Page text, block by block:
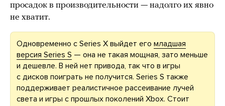
просадок в производительности — надолго их явно
не хватит.
Одновременно с Series X выйдет его младшая
версия Series S — она не такая мощная, зато меньше
и дешевле. В ней нет привода, так что в игры
с дисков поиграть не получится. Series S также
поддерживает реалистичное рассеивание лучей
света и игры с прошлых поколений Xbox. Стоит